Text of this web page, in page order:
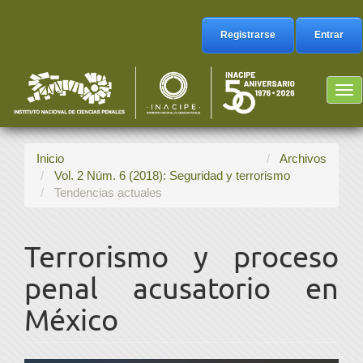
Barra
lateral
Registrarse Entrar
Inicio
Archivos
Vol. 2 Núm. 6 (2018): Seguridad y terrorismo
Tendencias actuales
Terrorismo y proceso
penal acusatorio en
México